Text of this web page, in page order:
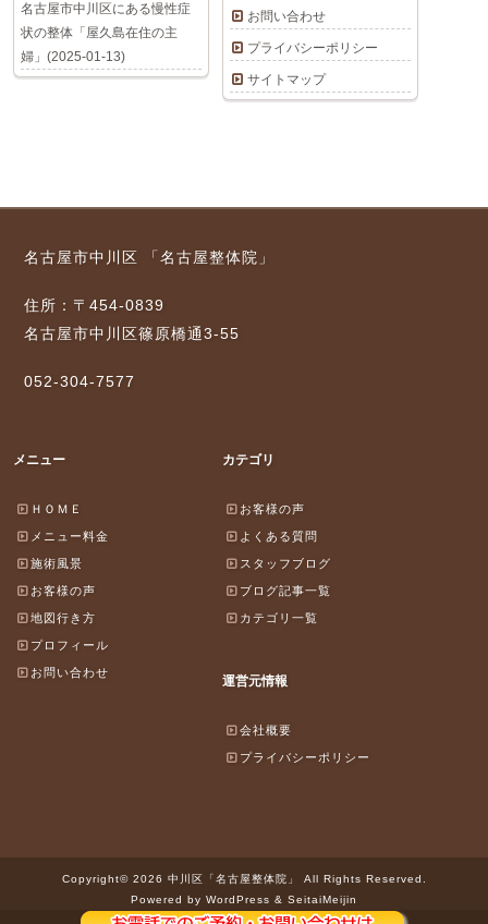
お問い合わせ
プライバシーポリシー
サイトマップ
名古屋市中川区にある慢性症
状の整体「屋久島在住の主
婦」(2025-01-13)
名古屋市中川区 「名古屋整体院」
住所：〒454-0839
名古屋市中川区篠原橋通3-55
052-304-7577
メニュー
ＨＯＭＥ
メニュー料金
施術風景
お客様の声
地図行き方
プロフィール
お問い合わせ
カテゴリ
お客様の声
よくある質問
スタッフブログ
ブログ記事一覧
カテゴリ一覧
運営元情報
会社概要
プライバシーポリシー
Copyright© 2026 中川区「名古屋整体院」 All Rights Reserved.
Powered by WordPress & SeitaiMeijin